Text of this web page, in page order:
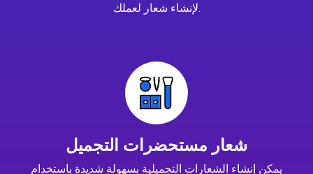
لإنشاء شعار لعملك.
شعار مستحضرات التجميل
يمكن إنشاء الشعارات التجميلية بسهولة شديدة باستخدام